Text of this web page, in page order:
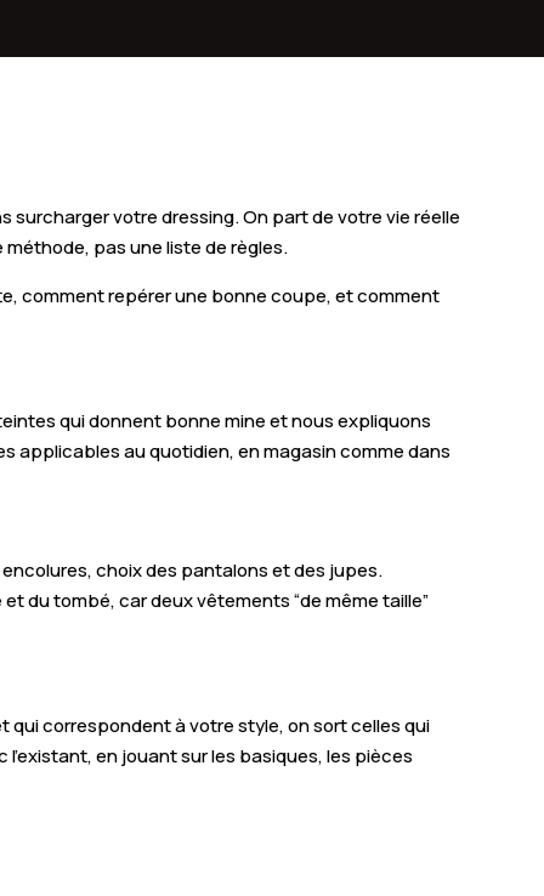
votre dressing. On part de votre vie réelle
pas une liste de règles.
comment repérer une bonne coupe, et comment
qui donnent bonne mine et nous expliquons
applicables au quotidien, en magasin comme dans
choix des pantalons et des jupes.
du tombé, car deux vêtements “de même taille”
correspondent à votre style, on sort celles qui
en jouant sur les basiques, les pièces